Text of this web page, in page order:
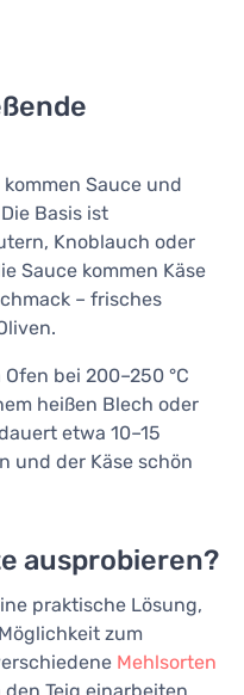
Sauce und
Basis ist
Knoblauch oder
Sauce kommen Käse
– frisches
bei 200–250 °C
heißen Blech oder
etwa 10–15
und der Käse schön
ausprobieren?
praktische Lösung,
zum
Mehlsorten